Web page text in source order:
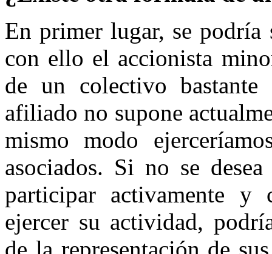
En primer lugar, se
con ello el accionista
de un colectivo
afiliado no supone
mismo modo
asociados. Si no se
participar activamente y
ejercer su actividad,